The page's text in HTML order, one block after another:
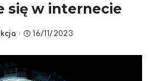
się w internecie
16/11/2023